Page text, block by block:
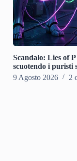
Scandalo: Lies of
scuotendo i puristi
9 Agosto 2026
2